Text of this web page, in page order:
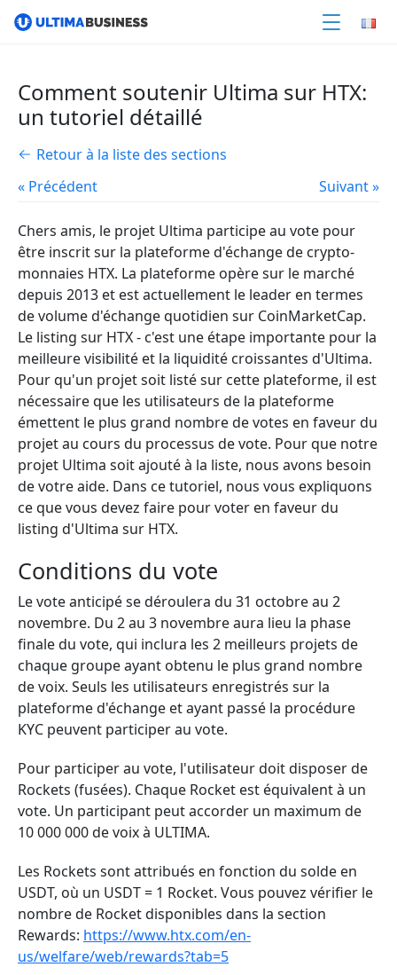
Comment soutenir Ultima sur HTX:
un tutoriel détaillé
Retour à la liste des sections
« Précédent
Suivant »
Chers amis, le projet Ultima participe au vote pour
être inscrit sur la plateforme d'échange de crypto-
monnaies HTX. La plateforme opère sur le marché
depuis 2013 et est actuellement le leader en termes
de volume d'échange quotidien sur CoinMarketCap.
Le listing sur HTX - c'est une étape importante pour la
meilleure visibilité et la liquidité croissantes d'Ultima.
Pour qu'un projet soit listé sur cette plateforme, il est
nécessaire que les utilisateurs de la plateforme
émettent le plus grand nombre de votes en faveur du
projet au cours du processus de vote. Pour que notre
projet Ultima soit ajouté à la liste, nous avons besoin
de votre aide. Dans ce tutoriel, nous vous expliquons
ce que vous devez faire pour voter en faveur du
listing d'Ultima sur HTX.
Conditions du vote
Le vote anticipé se déroulera du 31 octobre au 2
novembre. Du 2 au 3 novembre aura lieu la phase
finale du vote, qui inclura les 2 meilleurs projets de
chaque groupe ayant obtenu le plus grand nombre
de voix. Seuls les utilisateurs enregistrés sur la
plateforme d'échange et ayant passé la procédure
KYC peuvent participer au vote.
Pour participer au vote, l'utilisateur doit disposer de
Rockets (fusées). Chaque Rocket est équivalent à un
vote. Un participant peut accorder un maximum de
10 000 000 de voix à ULTIMA.
Les Rockets sont attribués en fonction du solde en
USDT, où un USDT = 1 Rocket. Vous pouvez vérifier le
nombre de Rocket disponibles dans la section
Rewards: https://www.htx.com/en-
us/welfare/web/rewards?tab=5